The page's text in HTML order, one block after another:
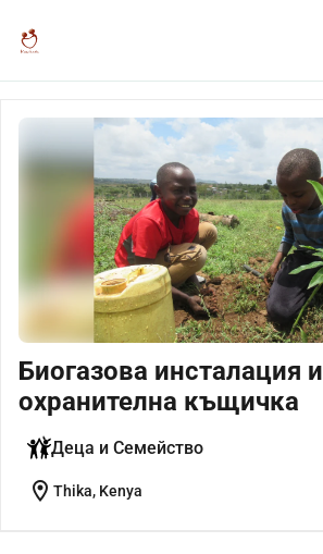
Биогазова инсталация и
охранителна къщичка
Деца и Семейство
location_on Thika, Kenya